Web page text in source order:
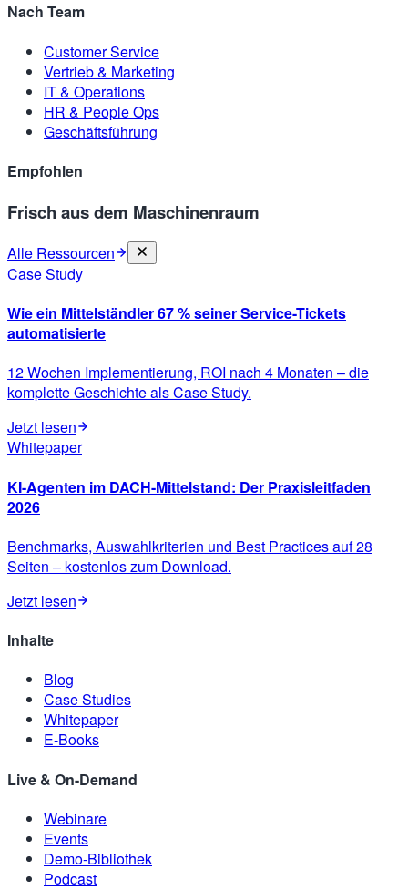
Nach Team
Customer Service
Vertrieb & Marketing
IT & Operations
HR & People Ops
Geschäftsführung
Empfohlen
Frisch aus dem Maschinenraum
Alle Ressourcen
Case Study
Wie ein Mittelständler 67 % seiner Service-Tickets
automatisierte
12 Wochen Implementierung, ROI nach 4 Monaten – die
komplette Geschichte als Case Study.
Jetzt lesen
Whitepaper
KI-Agenten im DACH-Mittelstand: Der Praxisleitfaden
2026
Benchmarks, Auswahlkriterien und Best Practices auf 28
Seiten – kostenlos zum Download.
Jetzt lesen
Inhalte
Blog
Case Studies
Whitepaper
E-Books
Live & On-Demand
Webinare
Events
Demo-Bibliothek
Podcast